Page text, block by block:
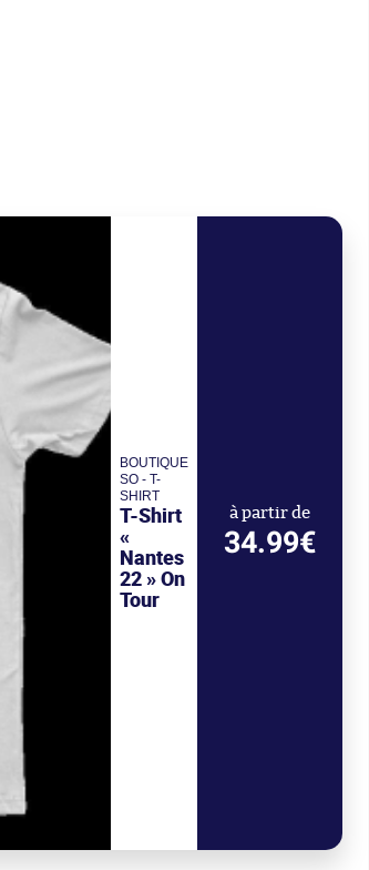
BOUTIQUE
SO - T-
SHIRT
T-Shirt
«
Nantes
22 » On
Tour
à partir de
34.99€